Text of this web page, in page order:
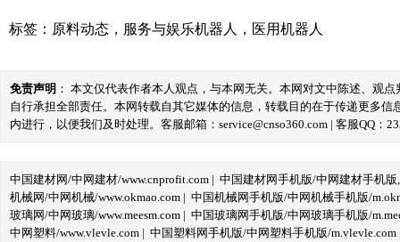
标签： 原料动态 ， 服务与娱乐机器人 ， 医用机器人
免责声明 ： 本文仅代表作者本人观点，与本网无关。本网对文中陈述、观
自行承担全部责任。本网转载自其它媒体的信息，转载目的在于传递更多
内进行，以便我们及时处理。客服邮箱：service@cnso360.com | 客服QQ：
中国建材网/中网建材/www.cnprofit.com | 中国建材网手机版/中网建材手机版
机械网/中网机械/www.okmao.com | 中国机械网手机版/中网机械手机版/
玻璃网/中网玻璃/www.meesm.com | 中国玻璃网手机版/中网玻璃手机版/
中网塑料/www.vlevle.com | 中国塑料网手机版/中网塑料手机版/m.vlevle.com